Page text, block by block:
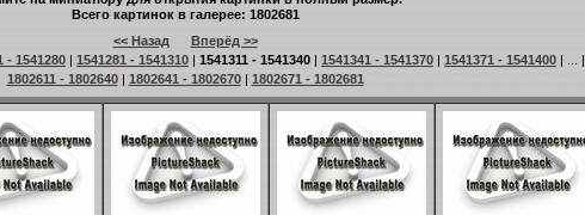
Всего картинок в галерее: 1802681
<< Назад
Вперёд >>
- 1541280 | 1541281 - 1541310 | 1541311 - 1541340 | 1541341 - 1541370 | 1541371 - 1541400 | ... |
1802611 - 1802640| 1802641 - 1802670| 1802671 - 1802681